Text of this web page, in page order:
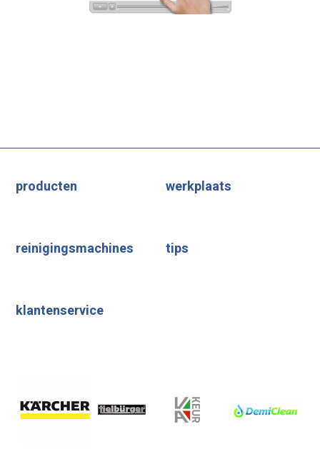
producten werkplaats
reinigingsmachines tips
klantenservice